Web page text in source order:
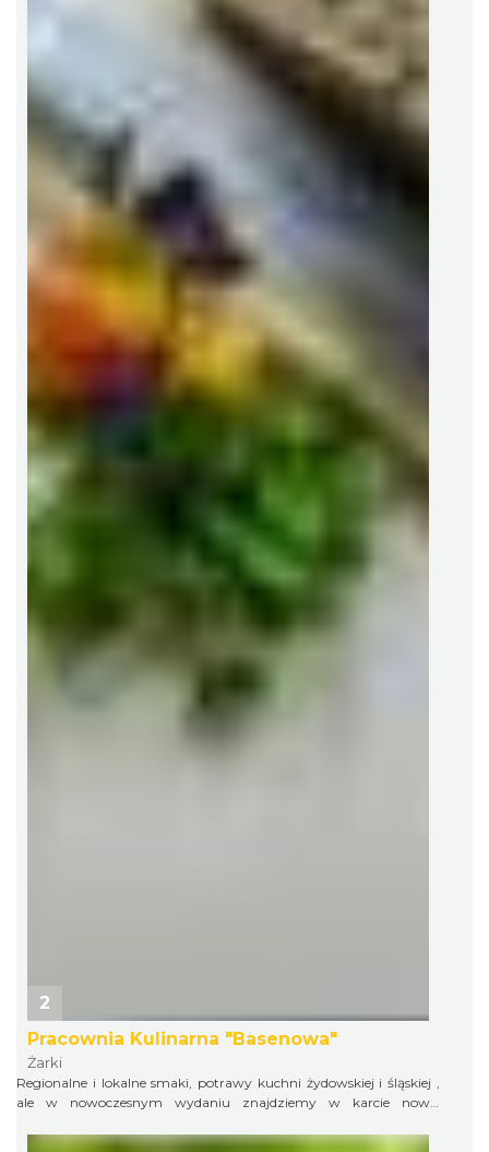
2
Pracownia Kulinarna "Basenowa"
Żarki
Regionalne i lokalne smaki, potrawy kuchni żydowskiej i śląskiej ,
ale w nowoczesnym wydaniu znajdziemy w karcie nowej
dyspozycji 60 miejsc siedzących , w okresie wiosenno- letnim taras